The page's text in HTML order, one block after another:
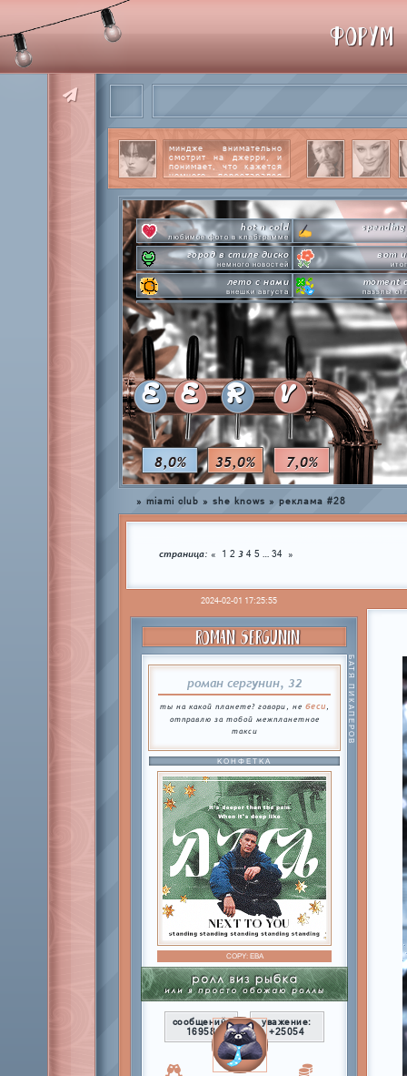
8,0% 35,0% 7,0%
миндже внимательно
смотрит на джерри, и
понимает, что кажется
немного перестарался
далее
hot n cold
любимое фото в клабграмме
город в стиле диско
немного новостей
вот
лето с нами
внешки августа
moment
паззлы
pen-pineapple-apple-pen!
шлакоблокунь заказывали?
сделай это
everyone's a star
покупаем звезды
time goes by
private emotion
с днем эмоций #4
hot
летняя
E E R V
ФОРУМ
» miami club » she knows » реклама #28
страница: « 1 2 3 4 5 … 34 »
2024-02-01 17:25:55
ROMAN SERGUNIN
роман сергунин, 32
ты на какой планете? говори, не беси
отправлю за тобой межпланетное
такси
БАТЯ ПИКАПЕРОВ
КОНФЕТКА
COPY:ЕВА
сообщений:
16958
уважение:
+25054